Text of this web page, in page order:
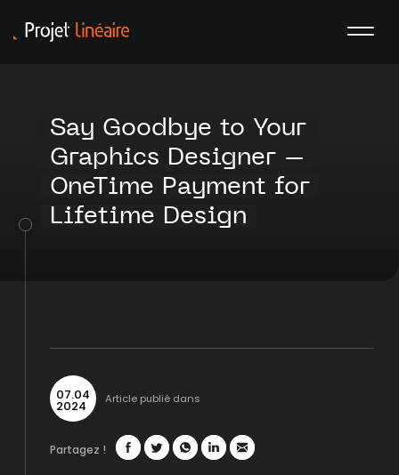
Say Goodbye to Your
Graphics Designer –
OneTime Payment for
Lifetime Design
07.04
2024 Article publié dans
Partagez !